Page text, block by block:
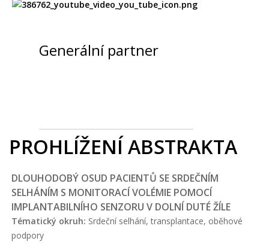
Generální partner
PROHLÍŽENÍ ABSTRAKTA
DLOUHODOBÝ OSUD PACIENTŮ SE SRDEČNÍM
SELHÁNÍM S MONITORACÍ VOLÉMIE POMOCÍ
IMPLANTABILNÍHO SENZORU V DOLNÍ DUTÉ ŽÍLE
Tématický okruh: Srdeční selhání, transplantace, oběhové
podpory